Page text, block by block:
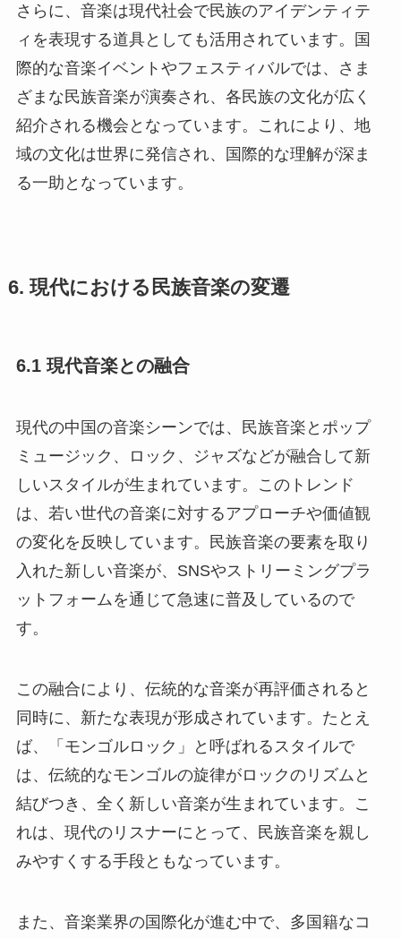
さらに、音楽は現代社会で民族のアイデンティテ
ィを表現する道具としても活用されています。国
際的な音楽イベントやフェスティバルでは、さま
ざまな民族音楽が演奏され、各民族の文化が広く
紹介される機会となっています。これにより、地
域の文化は世界に発信され、国際的な理解が深ま
る一助となっています。
6. 現代における民族音楽の変遷
6.1 現代音楽との融合
現代の中国の音楽シーンでは、民族音楽とポップ
ミュージック、ロック、ジャズなどが融合して新
しいスタイルが生まれています。このトレンド
は、若い世代の音楽に対するアプローチや価値観
の変化を反映しています。民族音楽の要素を取り
入れた新しい音楽が、SNSやストリーミングプラ
ットフォームを通じて急速に普及しているので
す。
この融合により、伝統的な音楽が再評価されると
同時に、新たな表現が形成されています。たとえ
ば、「モンゴルロック」と呼ばれるスタイルで
は、伝統的なモンゴルの旋律がロックのリズムと
結びつき、全く新しい音楽が生まれています。こ
れは、現代のリスナーにとって、民族音楽を親し
みやすくする手段ともなっています。
また、音楽業界の国際化が進む中で、多国籍なコ